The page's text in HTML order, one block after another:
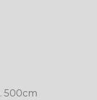
500cm